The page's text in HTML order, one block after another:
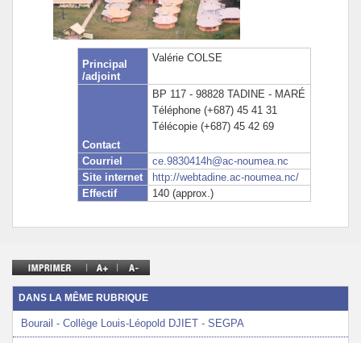
Principal
/adjoint
Valérie COLSE
Contact
BP 117 - 98828 TADINE - MARÉ
Téléphone (+687) 45 41 31
Télécopie (+687) 45 42 69
Courriel
ce.9830414h@ac-noumea.nc
Site internet
http://webtadine.ac-noumea.nc/
Effectif
140 (approx.)
DANS LA MÊME RUBRIQUE
Bourail - Collège Louis-Léopold DJIET - SEGPA